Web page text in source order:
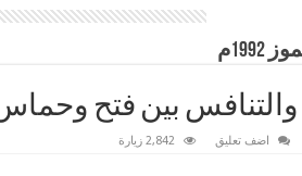
والتنافس بين فتح
اضف تعليق 2,842 زيارة